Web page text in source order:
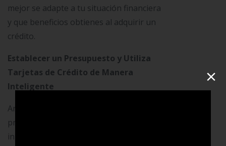
mejor se adapte a tu situación financiera
y que beneficios obtienes al adquirir un
crédito.
Establecer un Presupuesto y Utiliza
Tarjetas de Crédito de Manera
Inteligente
Antes de usar el crédito, elabora un
presupuesto detallado que refleje tus
ingresos y gastos mensuales. Esto te
×